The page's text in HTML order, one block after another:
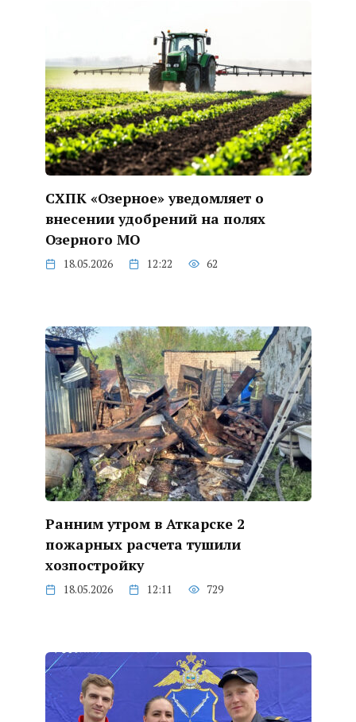
СХПК «Озерное» уведомляет о
внесении удобрений на полях
Озерного МО
18.05.2026 12:22 62
Ранним утром в Аткарске 2
пожарных расчета тушили
хозпостройку
18.05.2026 12:11 729